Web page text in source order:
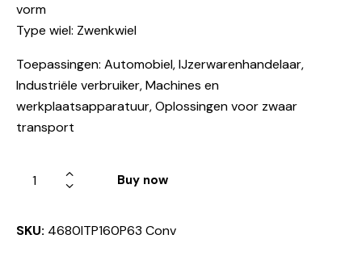
vorm
Type wiel: Zwenkwiel
Toepassingen: Automobiel, IJzerwarenhandelaar,
Industriële verbruiker, Machines en
werkplaatsapparatuur, Oplossingen voor zwaar
transport
Buy now
SKU: 4680ITP160P63 Conv